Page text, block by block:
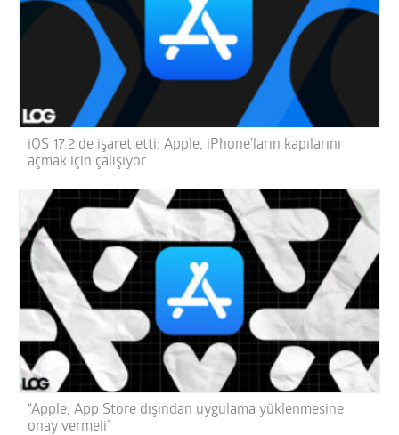
iOS 17.2 de işaret etti: Apple, iPhone’ların kapılarını
açmak için çalışıyor
“Apple, App Store dışından uygulama yüklenmesine
onay vermeli”